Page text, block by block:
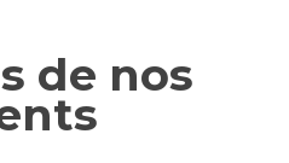
de nos